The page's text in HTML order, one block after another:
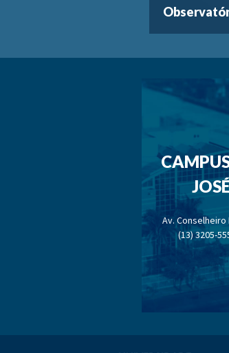
Av. Conselheiro
(13) 3205-